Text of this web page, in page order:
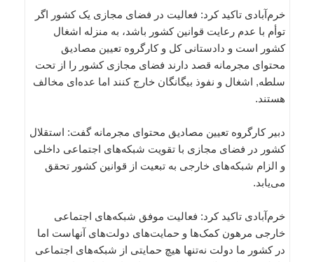
خرم‌آبادی تاکید کرد: فعالیت در فضای مجازی یک کشور اگر
توأم با عدم رعایت قوانین کشور باشد، به منزله اشغال
کشور است و دادستانی کل و کارگروه تعیین مصادیق
محتوای مجرمانه قصد دارند فضای مجازی کشور را از تحت
سلطه, اشغال و نفوذ بیگانگان خارج کنند اما عده‌ای مخالف
هستند.
دبیر کارگروه تعیین مصادیق محتوای مجرمانه گفت: استقلال
کشور در فضای مجازی با تقویت شبکه‌های اجتماعی داخلی
و الزام شبکه‌های خارجی به تبعیت از قوانین کشور تحقق
می‌یابد.
خرم‌آبادی تاکید کرد: فعالیت موفق شبکه‌های اجتماعی
خارجی مرهون کمک‌ها و حمایت‌های دولت‌‌های آنهاست اما
در کشور ما دولت نه‌تنها هیچ حمایتی از شبکه‌های اجتماعی